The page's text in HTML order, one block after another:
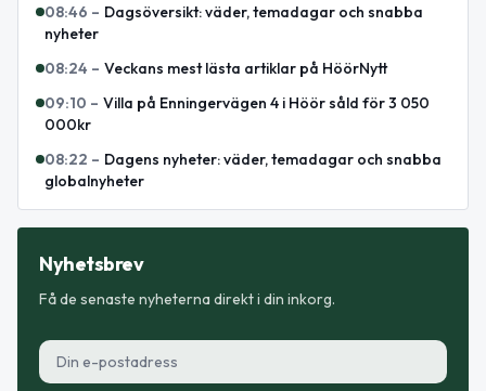
08:46 – Dagsöversikt: väder, temadagar och snabba
nyheter
08:24 – Veckans mest lästa artiklar på HöörNytt
09:10 – Villa på Enningervägen 4 i Höör såld för 3 050
000kr
08:22 – Dagens nyheter: väder, temadagar och snabba
globalnyheter
Nyhetsbrev
Få de senaste nyheterna direkt i din inkorg.